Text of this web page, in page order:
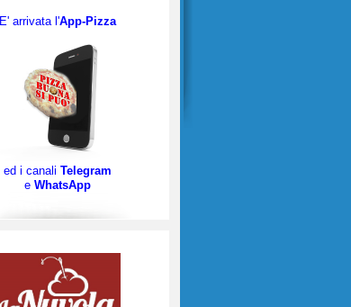
E' arrivata l'App-Pizza
ed i canali Telegram
e WhatsApp